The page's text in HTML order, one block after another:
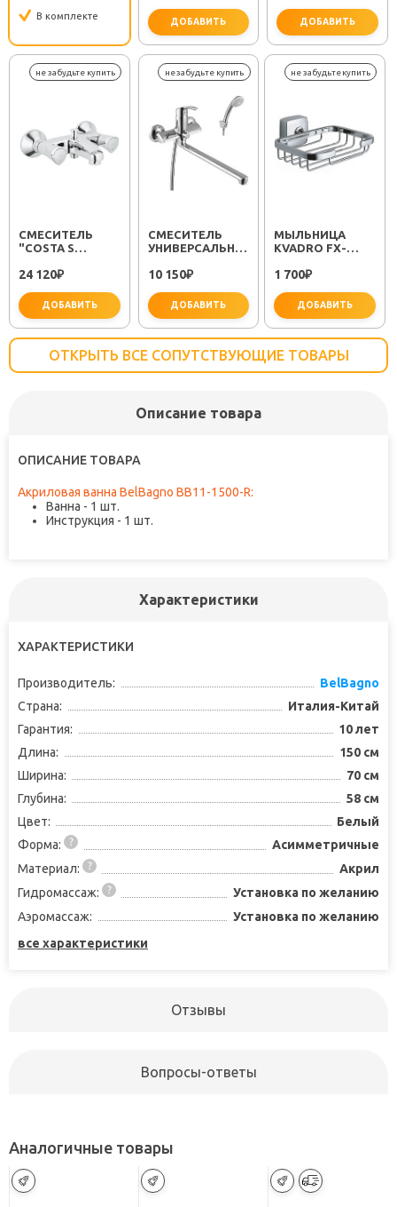
В комплекте
ДОБАВИТЬ
важно
ДОБАВИТЬ
СМЕСИТЕЛЬ
"COSTA S
24 120₽
ДОБАВИТЬ
СМЕСИТЕЛЬ
УНИВЕРСАЛЬНЫЙ
LM1151C"
10 150₽
ДОБАВИТЬ
МЫЛЬНИЦА
KVADRO FX-
1 700₽
ДОБАВИТЬ
ОТКРЫТЬ ВСЕ СОПУТСТВУЮЩИЕ ТОВАРЫ
Описание товара
ОПИСАНИЕ ТОВАРА
Акриловая ванна BelBagno BB11-1500-R:
Ванна - 1 шт.
Инструкция - 1 шт.
Характеристики
ХАРАКТЕРИСТИКИ
Производитель:
BelBagno
Страна:
Италия-Китай
Гарантия:
10 лет
Длина:
150 см
Ширина:
70 см
Глубина:
58 см
Цвет:
Белый
Форма:
Асимметричные
Материал:
Акрил
Гидромассаж:
Установка по желанию
Аэромассаж:
Установка по желанию
все характеристики
Отзывы
Вопросы-ответы
Аналогичные товары